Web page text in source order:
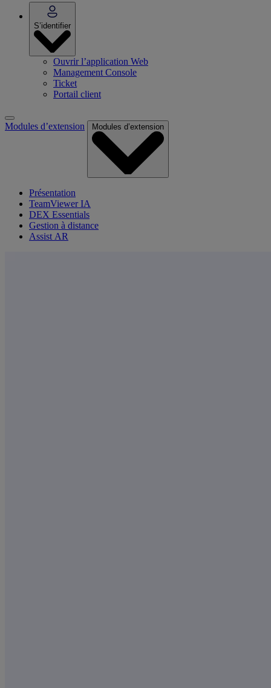
S’identifier
Ouvrir l’application Web
Management Console
Ticket
Portail client
Modules d’extension Modules d’extension
Présentation
TeamViewer IA
DEX Essentials
Gestion à distance
Assist AR